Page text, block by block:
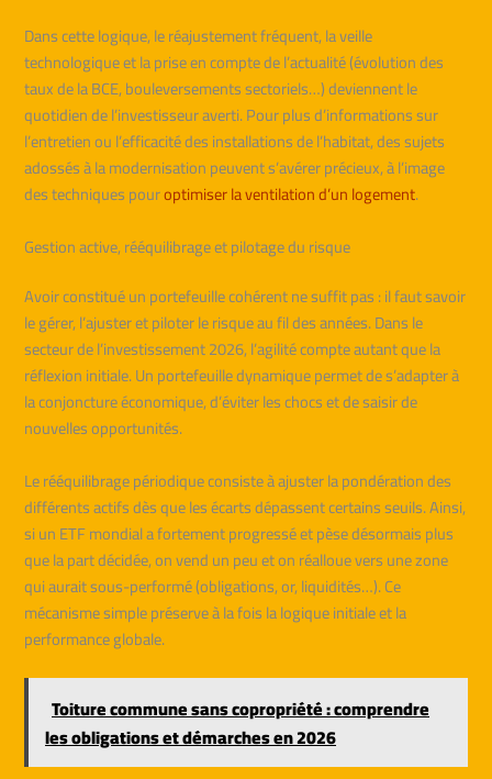
Dans cette logique, le réajustement fréquent, la veille
technologique et la prise en compte de l’actualité (évolution des
taux de la BCE, bouleversements sectoriels…) deviennent le
quotidien de l’investisseur averti. Pour plus d’informations sur
l’entretien ou l’efficacité des installations de l’habitat, des sujets
adossés à la modernisation peuvent s’avérer précieux, à l’image
des techniques pouroptimiser la ventilation d’un logement.
Gestion active, rééquilibrage et pilotage du risque
Avoir constitué un portefeuille cohérent ne suffit pas : il faut savoir
le gérer, l’ajuster et piloter le risque au fil des années. Dans le
secteur de l’investissement 2026, l’agilité compte autant que la
réflexion initiale. Un portefeuille dynamique permet de s’adapter à
la conjoncture économique, d’éviter les chocs et de saisir de
nouvelles opportunités.
Le rééquilibrage périodique consiste à ajuster la pondération des
différents actifs dès que les écarts dépassent certains seuils. Ainsi,
si un ETF mondial a fortement progressé et pèse désormais plus
que la part décidée, on vend un peu et on réalloue vers une zone
qui aurait sous-performé (obligations, or, liquidités…). Ce
mécanisme simple préserve à la fois la logique initiale et la
performance globale.
Toiture commune sans copropriété : comprendre
les obligations et démarches en 2026